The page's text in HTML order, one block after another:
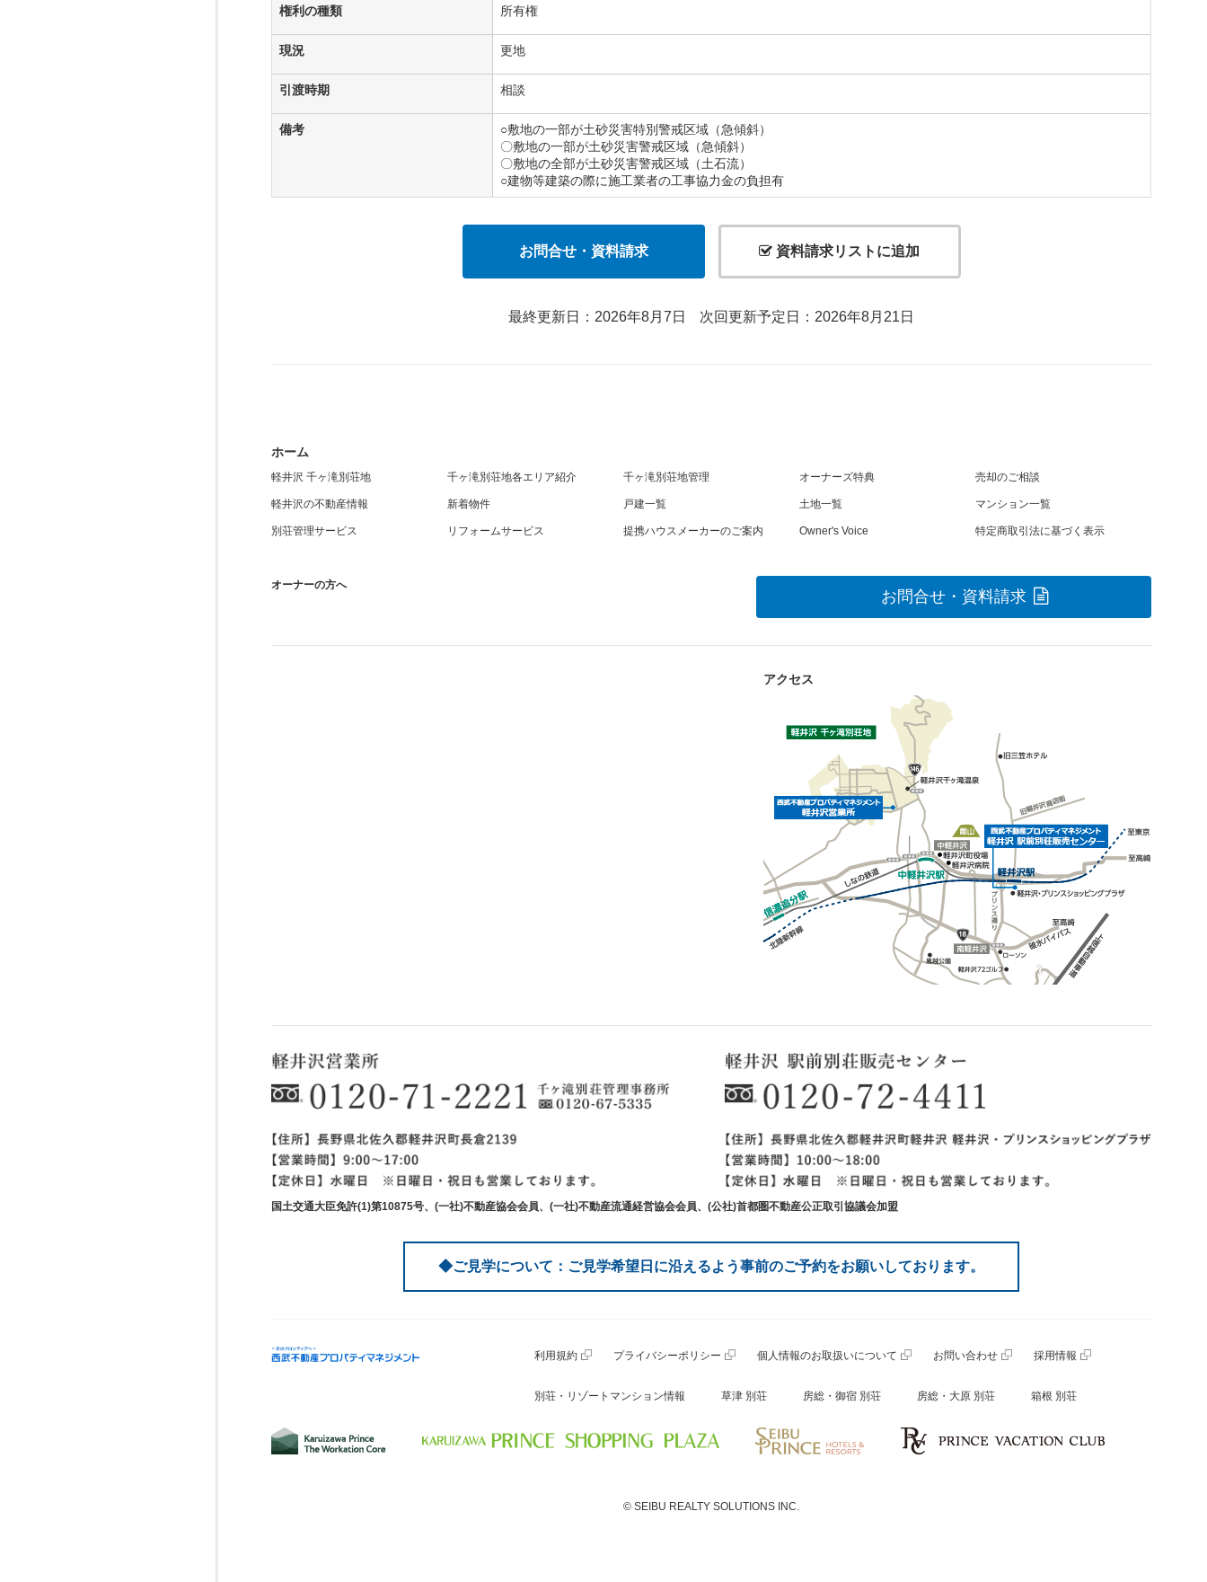
権利の種類 所有権
現況 更地
引渡時期 相談
備考
○敷地の一部が土砂災害特別警戒区域（急傾斜）
〇敷地の一部が土砂災害警戒区域（急傾斜）
〇敷地の全部が土砂災害警戒区域（土石流）
○建物等建築の際に施工業者の工事協力金の負担有
お問合せ・資料請求 資料請求リストに追加
最終更新日：2026年8月7日 次回更新予定日：2026年8月21日
ホーム
軽井沢 千ヶ滝別荘地 千ヶ滝別荘地各エリア紹介 千ヶ滝別荘地管理 オーナーズ特典 売却のご相談
軽井沢の不動産情報 新着物件 戸建一覧 土地一覧 マンション一覧
別荘管理サービス リフォームサービス 提携ハウスメーカーのご案内 Owner's Voice 特定商取引法に基づく表示
オーナーの方へ
お問合せ・資料請求
アクセス
国土交通大臣免許(1)第10875号、(一社)不動産協会会員、(一社)不動産流通経営協会会員、(公社)首都圏不動産公正取引協議会加盟
◆ご見学について：ご見学希望日に沿えるよう事前のご予約をお願いしております。
利用規約 プライバシーポリシー 個人情報のお取扱いについて お問い合わせ 採用情報
別荘・リゾートマンション情報 草津 別荘 房総・御宿 別荘 房総・大原 別荘 箱根 別荘
© SEIBU REALTY SOLUTIONS INC.